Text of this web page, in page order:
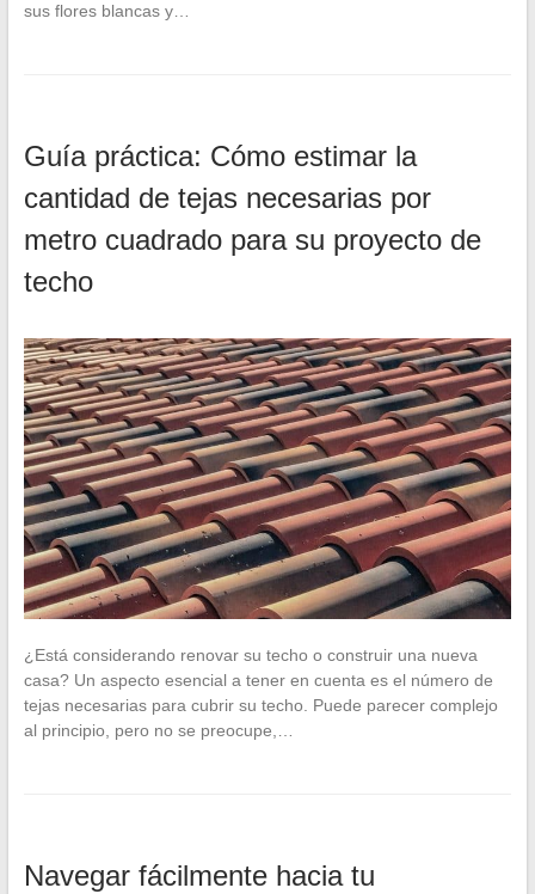
sus flores blancas y…
Guía práctica: Cómo estimar la
cantidad de tejas necesarias por
metro cuadrado para su proyecto de
techo
¿Está considerando renovar su techo o construir una nueva
casa? Un aspecto esencial a tener en cuenta es el número de
tejas necesarias para cubrir su techo. Puede parecer complejo
al principio, pero no se preocupe,…
Navegar fácilmente hacia tu